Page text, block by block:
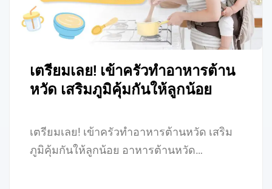
เตรียมเลย! เข้าครัวทำอาหารต้าน
หวัด เสริมภูมิคุ้มกันให้ลูกน้อย
เตรียมเลย! เข้าครัวทำอาหารต้านหวัด เสริม
ภูมิคุ้มกันให้ลูกน้อย อาหารต้านหวัด…